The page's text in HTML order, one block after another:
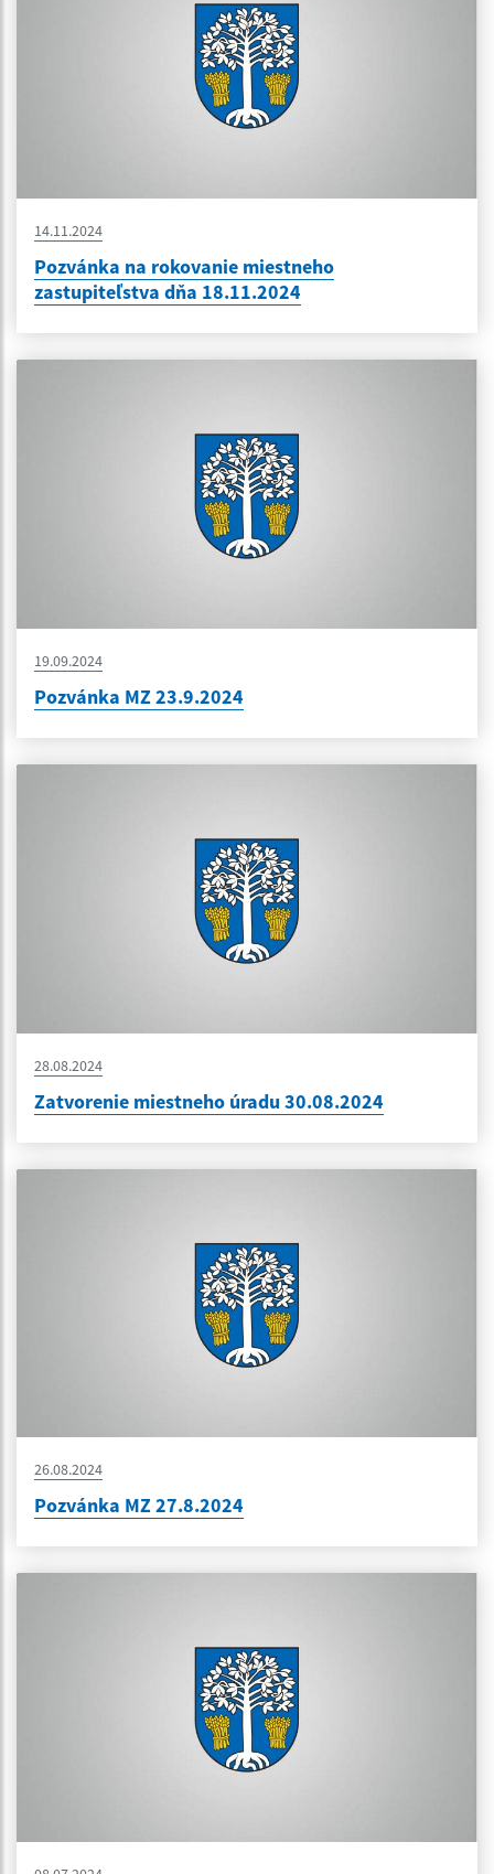
14.11.2024
Pozvánka na rokovanie miestneho
zastupiteľstva dňa 18.11.2024
19.09.2024
Pozvánka MZ 23.9.2024
28.08.2024
Zatvorenie miestneho úradu 30.08.2024
26.08.2024
Pozvánka MZ 27.8.2024